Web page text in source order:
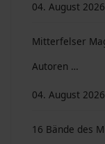
04. August 2026
Mitterfelser
Autoren …
04. August 2026
16 Bände des